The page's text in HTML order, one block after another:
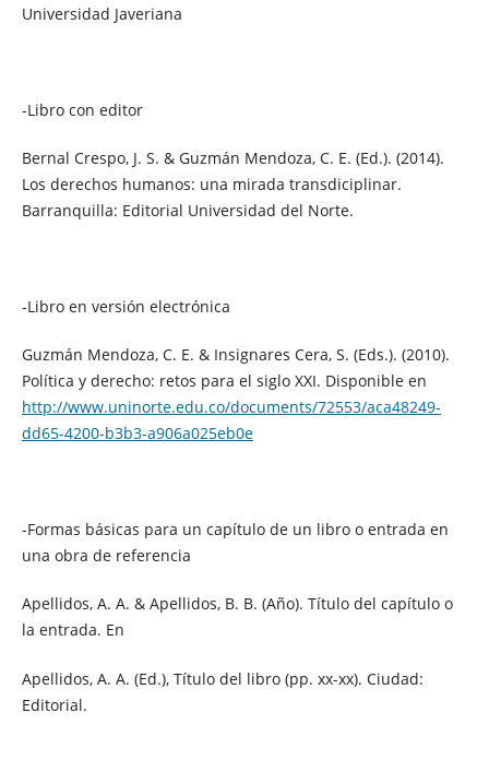
Universidad Javeriana
-Libro con editor
Bernal Crespo, J. S. & Guzmán Mendoza, C. E. (Ed.). (2014).
Los derechos humanos: una mirada transdiciplinar.
Barranquilla: Editorial Universidad del Norte.
-Libro en versión electrónica
Guzmán Mendoza, C. E. & Insignares Cera, S. (Eds.). (2010).
Política y derecho: retos para el siglo XXI. Disponible en
http://www.uninorte.edu.co/documents/72553/aca48249-
dd65-4200-b3b3-a906a025eb0e
-Formas básicas para un capítulo de un libro o entrada en
una obra de referencia
Apellidos, A. A. & Apellidos, B. B. (Año). Título del capítulo o
la entrada. En
Apellidos, A. A. (Ed.), Título del libro (pp. xx-xx). Ciudad:
Editorial.